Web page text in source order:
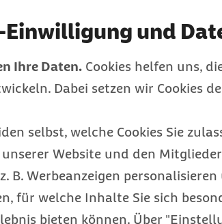
Einwilligung und
Ihre Daten. Cookies helfen uns,
Dabei setzen wir Cookies
selbst, welche Cookies Sie
Website und den
B. Werbeanzeigen
für welche Inhalte Sie sich
bieten können. Über
zum
Newsletterregelmäßig
kostenlosenAbo
der
im Winter? Hilfe für
draußen:Sportliche Indoor-